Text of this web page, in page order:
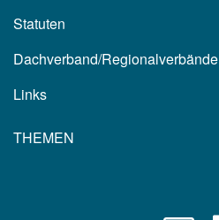
Statuten
Dachverband/Regionalverbände
Links
THEMEN